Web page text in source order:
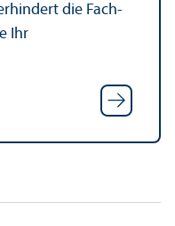
die Fach­
Ihr